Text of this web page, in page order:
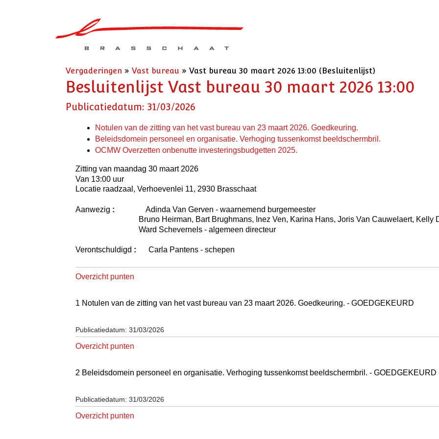
Vergaderingen »Vast bureau »Vast bureau 30 maart 2026 13:00 (Besluitenlijst)
Besluitenlijst Vast bureau 30 maart 2026 13:00
Publicatiedatum: 31/03/2026
Notulen van de zitting van het vast bureau van 23 maart 2026. Goedkeuring.
Beleidsdomein personeel en organisatie. Verhoging tussenkomst beeldschermbril.
OCMW Overzetten onbenutte investeringsbudgetten 2025.
Zitting van maandag 30 maart 2026
Van 13:00 uur
Locatie raadzaal, Verhoevenlei 11, 2930 Brasschaat
Aanwezig :
Adinda Van Gerven - waarnemend burgemeester
Bruno Heirman, Bart Brughmans, Inez Ven, Karina Hans, Joris Van Cauwelaert, Kelly
Ward Schevernels - algemeen directeur
Verontschuldigd : Carla Pantens - schepen
Overzicht punten
1 Notulen van de zitting van het vast bureau van 23 maart 2026. Goedkeuring. - GOEDGEKEURD
Publicatiedatum: 31/03/2026
Overzicht punten
2 Beleidsdomein personeel en organisatie. Verhoging tussenkomst beeldschermbril. - GOEDGEKEURD
Publicatiedatum: 31/03/2026
Overzicht punten